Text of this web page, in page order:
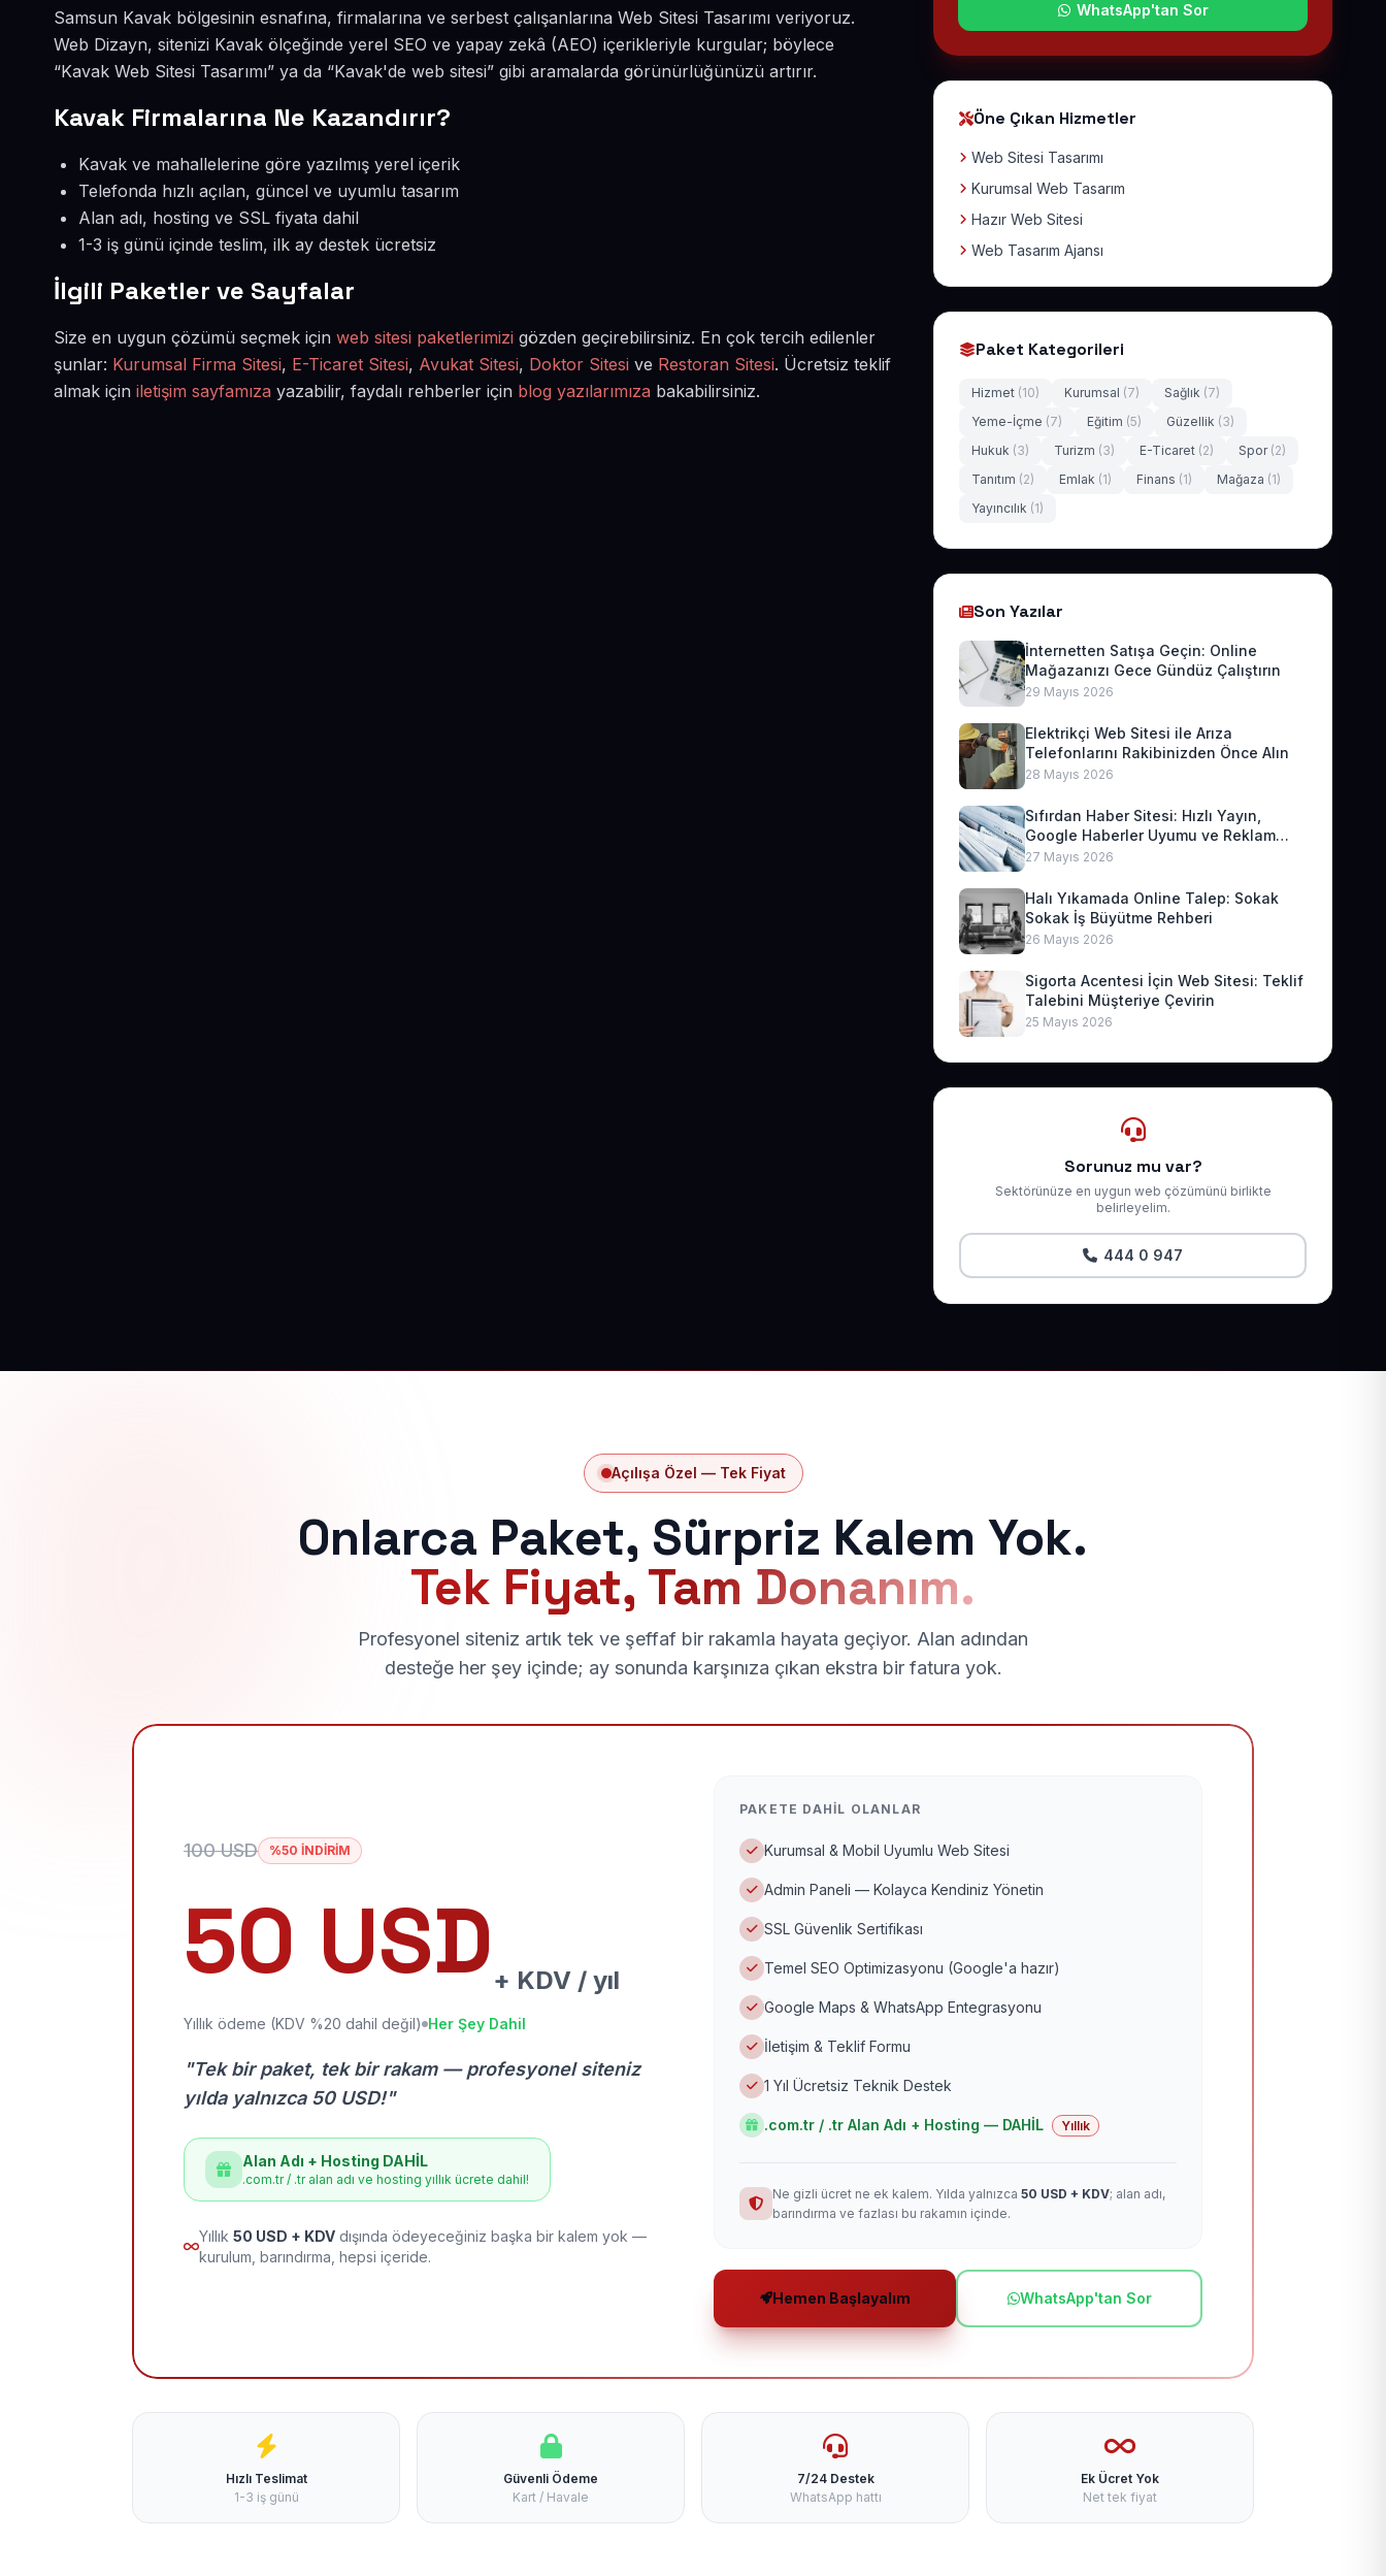
Samsun Kavak bölgesinin esnafına, firmalarına ve serbest çalışanlarına Web Sitesi Tasarımı veriyoruz.
Web Dizayn, sitenizi Kavak ölçeğinde yerel SEO ve yapay zekâ (AEO) içerikleriyle kurgular; böylece
“Kavak Web Sitesi Tasarımı” ya da “Kavak'de web sitesi” gibi aramalarda görünürlüğünüzü artırır.
Kavak Firmalarına Ne Kazandırır?
Kavak ve mahallelerine göre yazılmış yerel içerik
Telefonda hızlı açılan, güncel ve uyumlu tasarım
Alan adı, hosting ve SSL fiyata dahil
1-3 iş günü içinde teslim, ilk ay destek ücretsiz
İlgili Paketler ve Sayfalar
Size en uygun çözümü seçmek için web sitesi paketlerimizi gözden geçirebilirsiniz. En çok tercih edilenler
şunlar: Kurumsal Firma Sitesi, E-Ticaret Sitesi, Avukat Sitesi, Doktor Sitesi ve Restoran Sitesi. Ücretsiz teklif
almak için iletişim sayfamıza yazabilir, faydalı rehberler için blog yazılarımıza bakabilirsiniz.
WhatsApp'tan Sor
Öne Çıkan Hizmetler
Web Sitesi Tasarımı
Kurumsal Web Tasarım
Hazır Web Sitesi
Web Tasarım Ajansı
Paket Kategorileri
Hizmet (10) Kurumsal (7) Sağlık (7)
Yeme-İçme (7) Eğitim (5) Güzellik (3)
Hukuk (3) Turizm (3) E-Ticaret (2) Spor (2)
Tanıtım (2) Emlak (1) Finans (1) Mağaza (1)
Yayıncılık (1)
Son Yazılar
İnternetten Satışa Geçin: Online
Mağazanızı Gece Gündüz Çalıştırın
29 Mayıs 2026
Elektrikçi Web Sitesi ile Arıza
Telefonlarını Rakibinizden Önce Alın
28 Mayıs 2026
Sıfırdan Haber Sitesi: Hızlı Yayın,
Google Haberler Uyumu ve Reklam
Geliri
27 Mayıs 2026
Halı Yıkamada Online Talep: Sokak
Sokak İş Büyütme Rehberi
26 Mayıs 2026
Sigorta Acentesi İçin Web Sitesi: Teklif
Talebini Müşteriye Çevirin
25 Mayıs 2026
Sorunuz mu var?
Sektörünüze en uygun web çözümünü birlikte
belirleyelim.
444 0 947
Açılışa Özel — Tek Fiyat
Onlarca Paket, Sürpriz Kalem Yok.
Tek Fiyat, Tam Donanım.
Profesyonel siteniz artık tek ve şeffaf bir rakamla hayata geçiyor. Alan adından
desteğe her şey içinde; ay sonunda karşınıza çıkan ekstra bir fatura yok.
100 USD %50 İNDİRİM
50 USD + KDV / yıl
Yıllık ödeme (KDV %20 dahil değil) Her Şey Dahil
"Tek bir paket, tek bir rakam — profesyonel siteniz
yılda yalnızca 50 USD!"
Alan Adı + Hosting DAHİL
.com.tr / .tr alan adı ve hosting yıllık ücrete dahil!
Yıllık 50 USD + KDV dışında ödeyeceğiniz başka bir kalem yok —
kurulum, barındırma, hepsi içeride.
PAKETE DAHIL OLANLAR
Kurumsal & Mobil Uyumlu Web Sitesi
Admin Paneli — Kolayca Kendiniz Yönetin
SSL Güvenlik Sertifikası
Temel SEO Optimizasyonu (Google'a hazır)
Google Maps & WhatsApp Entegrasyonu
İletişim & Teklif Formu
1 Yıl Ücretsiz Teknik Destek
.com.tr / .tr Alan Adı + Hosting — DAHİL Yıllık
Ne gizli ücret ne ek kalem. Yılda yalnızca 50 USD + KDV; alan adı,
barındırma ve fazlası bu rakamın içinde.
Hemen Başlayalım WhatsApp'tan Sor
Hızlı Teslimat
1-3 iş günü
Güvenli Ödeme
Kart / Havale
7/24 Destek
WhatsApp hattı
Ek Ücret Yok
Net tek fiyat